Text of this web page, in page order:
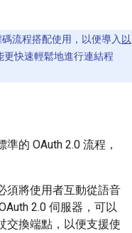
流程搭配使用，以便導入 以
更快速輕鬆地進行連結程
的 OAuth 2.0 流程，
須將使用者互動從語音
2.0 伺服器，可以
交換端點，以便支援使